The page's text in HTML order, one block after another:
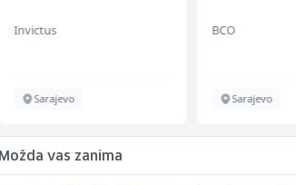
Invictus
Sarajevo
BCO
Sarajevo
Možda vas zanima